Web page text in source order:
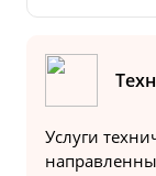
Услуги